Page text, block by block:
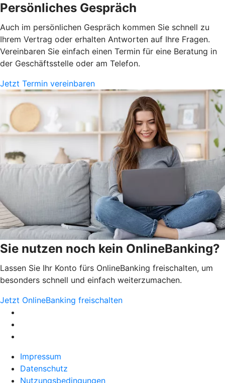
Persönliches Gespräch
Auch im persönlichen Gespräch kommen Sie schnell zu
Ihrem Vertrag oder erhalten Antworten auf Ihre Fragen.
Vereinbaren Sie einfach einen Termin für eine Beratung in
der Geschäftsstelle oder am Telefon.
Jetzt Termin vereinbaren
Sie nutzen noch kein OnlineBanking?
Lassen Sie Ihr Konto fürs OnlineBanking freischalten, um
besonders schnell und einfach weiterzumachen.
Jetzt OnlineBanking freischalten
Impressum
Datenschutz
Nutzungsbedingungen